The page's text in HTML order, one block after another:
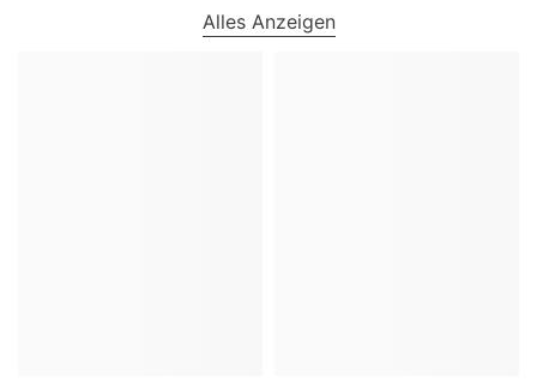
Alles Anzeigen